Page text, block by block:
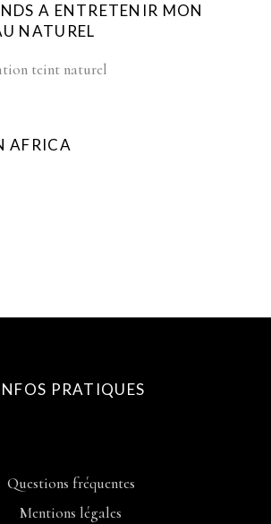
A ENTRETENIR MON
NATUREL
AFRICA
PRATIQUES
Questions fréquentes
Mentions légales